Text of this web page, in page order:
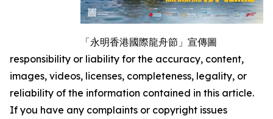
「永明香港國際龍舟節」宣傳圖
responsibility or liability for the accuracy, content,
images, videos, licenses, completeness, legality, or
reliability of the information contained in this article.
If you have any complaints or copyright issues